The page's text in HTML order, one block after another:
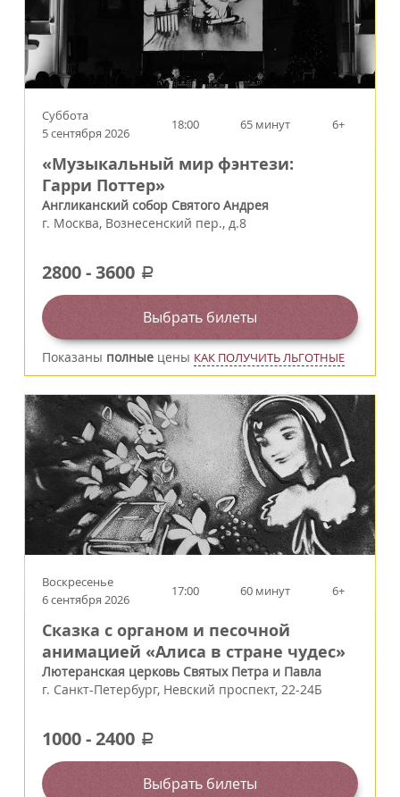
Суббота
5 сентября 2026
18:00 65 минут 6+
«Музыкальный мир фэнтези:
Гарри Поттер»
Англиканский собор Святого Андрея
г. Москва, Вознесенский пер., д.8
2800-3600 a
Выбрать билеты
Показаны полные цены КАК ПОЛУЧИТЬ ЛЬГОТНЫЕ
Воскресенье
6 сентября 2026
17:00 60 минут 6+
Сказка с органом и песочной
анимацией «Алиса в стране чудес»
Лютеранская церковь Святых Петра и Павла
г. Санкт-Петербург, Невский проспект, 22-24Б
1000-2400 a
Выбрать билеты